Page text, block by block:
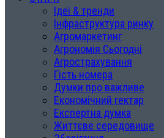
Ідеї & тренди
Інфраструктура ринку
Агромаркетинг
Агрономія Сьогодні
Агрострахування
Гість номера
Думки про важливе
Економічний гектар
Експертна думка
Життєве середовище